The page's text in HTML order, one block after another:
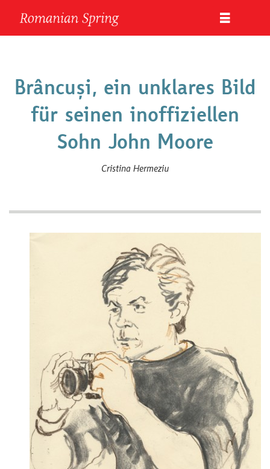
Brâncuși, ein unklares Bild
für seinen inoffiziellen
Sohn John Moore
Cristina Hermeziu